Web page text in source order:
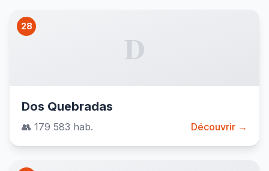
28
D
Dos Quebradas
👥 179 583 hab. Découvrir →